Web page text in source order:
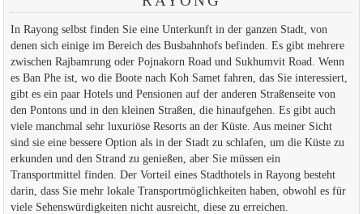
In Rayong selbst finden Sie eine Unterkunft in der ganzen Stadt, von
denen sich einige im Bereich des Busbahnhofs befinden. Es gibt mehrere
zwischen Rajbamrung oder Pojnakorn Road und Sukhumvit Road. Wenn
es Ban Phe ist, wo die Boote nach Koh Samet fahren, das Sie interessiert,
gibt es ein paar Hotels und Pensionen auf der anderen Straßenseite von
den Pontons und in den kleinen Straßen, die hinaufgehen. Es gibt auch
viele manchmal sehr luxuriöse Resorts an der Küste. Aus meiner Sicht
sind sie eine bessere Option als in der Stadt zu schlafen, um die Küste zu
erkunden und den Strand zu genießen, aber Sie müssen ein
Transportmittel finden. Der Vorteil eines Stadthotels in Rayong besteht
darin, dass Sie mehr lokale Transportmöglichkeiten haben, obwohl es für
viele Sehenswürdigkeiten nicht ausreicht, diese zu erreichen.